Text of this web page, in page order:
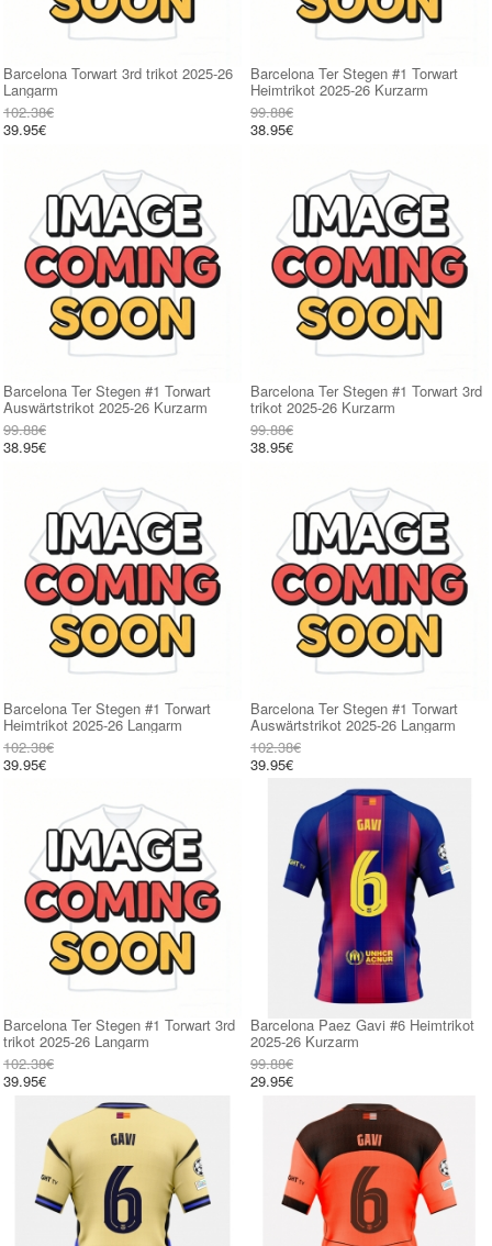
Barcelona Torwart 3rd trikot 2025-26
Langarm
102.38€
39.95€
Barcelona Ter Stegen #1 Torwart
Heimtrikot 2025-26 Kurzarm
99.88€
38.95€
Barcelona Ter Stegen #1 Torwart
Auswärtstrikot 2025-26 Kurzarm
99.88€
38.95€
Barcelona Ter Stegen #1 Torwart 3rd
trikot 2025-26 Kurzarm
99.88€
38.95€
Barcelona Ter Stegen #1 Torwart
Heimtrikot 2025-26 Langarm
102.38€
39.95€
Barcelona Ter Stegen #1 Torwart
Auswärtstrikot 2025-26 Langarm
102.38€
39.95€
Barcelona Ter Stegen #1 Torwart 3rd
trikot 2025-26 Langarm
102.38€
39.95€
Barcelona Paez Gavi #6 Heimtrikot
2025-26 Kurzarm
99.88€
29.95€